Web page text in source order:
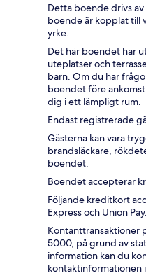
Detta boende drivs
boende är kopplat till
yrke.
Det här boendet har
uteplatser och
barn. Om du har
boendet före
dig i ett lämpligt rum.
Endast registrerade
Gästerna kan vara
brandsläckare,
boendet.
Boendet accepterar
Följande kreditkort
Express och Union Pay.
Kontanttransaktioner
5000, på grund av
information kan du
kontaktinformationen